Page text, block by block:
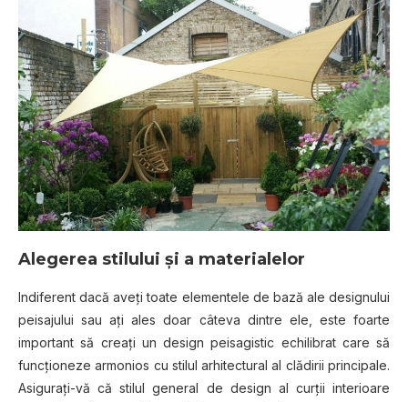
Alegerea stilului şi a materialelor
Indiferent dacă aveţi toate elementele de bază ale designului
peisajului sau aţi ales doar câteva dintre ele, este foarte
important să creaţi un design peisagistic echilibrat care să
funcţioneze armonios cu stilul arhitectural al clădirii principale.
Asiguraţi-vă că stilul general de design al curţii interioare